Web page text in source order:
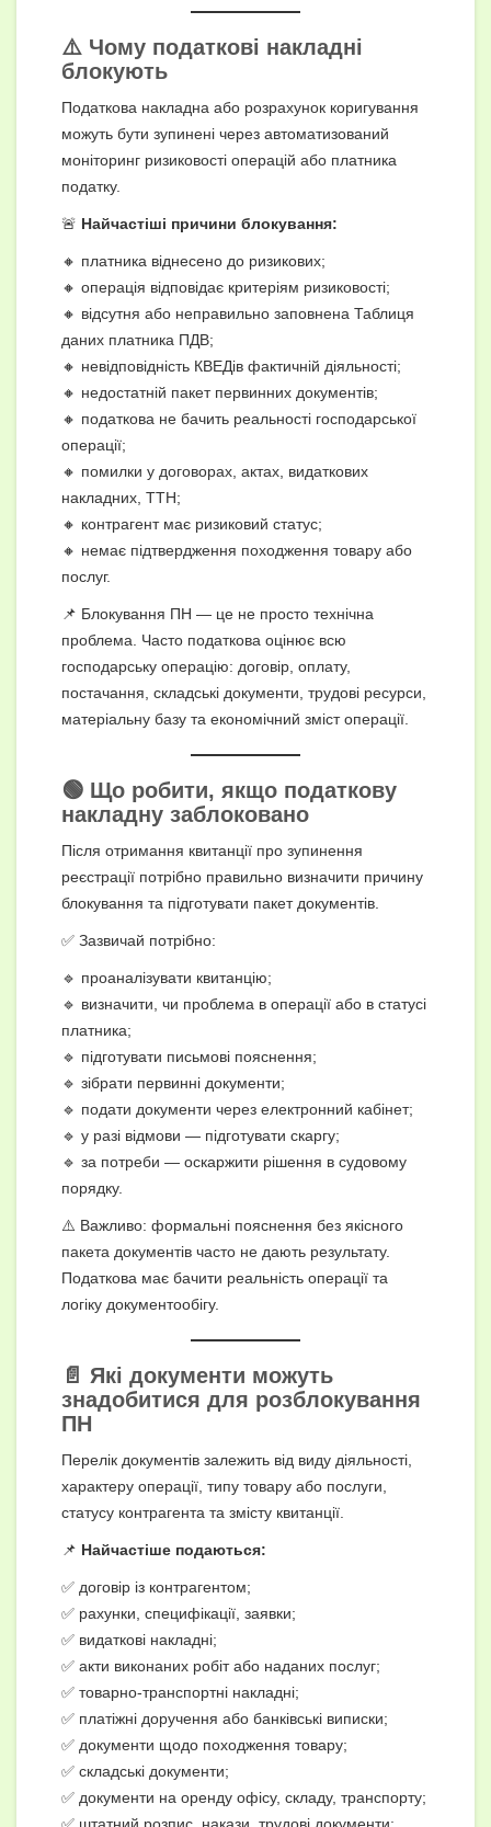
⚠️ Чому податкові накладні
блокують
Податкова накладна або розрахунок коригування
можуть бути зупинені через автоматизований
моніторинг ризиковості операцій або платника
податку.
🚨 Найчастіші причини блокування:
🔸 платника віднесено до ризикових;
🔸 операція відповідає критеріям ризиковості;
🔸 відсутня або неправильно заповнена Таблиця
даних платника ПДВ;
🔸 невідповідність КВЕДів фактичній діяльності;
🔸 недостатній пакет первинних документів;
🔸 податкова не бачить реальності господарської
операції;
🔸 помилки у договорах, актах, видаткових
накладних, ТТН;
🔸 контрагент має ризиковий статус;
🔸 немає підтвердження походження товару або
послуг.
📌 Блокування ПН — це не просто технічна
проблема. Часто податкова оцінює всю
господарську операцію: договір, оплату,
постачання, складські документи, трудові ресурси,
матеріальну базу та економічний зміст операції.
🟢 Що робити, якщо податкову
накладну заблоковано
Після отримання квитанції про зупинення
реєстрації потрібно правильно визначити причину
блокування та підготувати пакет документів.
✅ Зазвичай потрібно:
🔹 проаналізувати квитанцію;
🔹 визначити, чи проблема в операції або в статусі
платника;
🔹 підготувати письмові пояснення;
🔹 зібрати первинні документи;
🔹 подати документи через електронний кабінет;
🔹 у разі відмови — підготувати скаргу;
🔹 за потреби — оскаржити рішення в судовому
порядку.
⚠️ Важливо: формальні пояснення без якісного
пакета документів часто не дають результату.
Податкова має бачити реальність операції та
логіку документообігу.
📄 Які документи можуть
знадобитися для розблокування
ПН
Перелік документів залежить від виду діяльності,
характеру операції, типу товару або послуги,
статусу контрагента та змісту квитанції.
📌 Найчастіше подаються:
✅ договір із контрагентом;
✅ рахунки, специфікації, заявки;
✅ видаткові накладні;
✅ акти виконаних робіт або наданих послуг;
✅ товарно-транспортні накладні;
✅ платіжні доручення або банківські виписки;
✅ документи щодо походження товару;
✅ складські документи;
✅ документи на оренду офісу, складу, транспорту;
✅ штатний розпис, накази, трудові документи;